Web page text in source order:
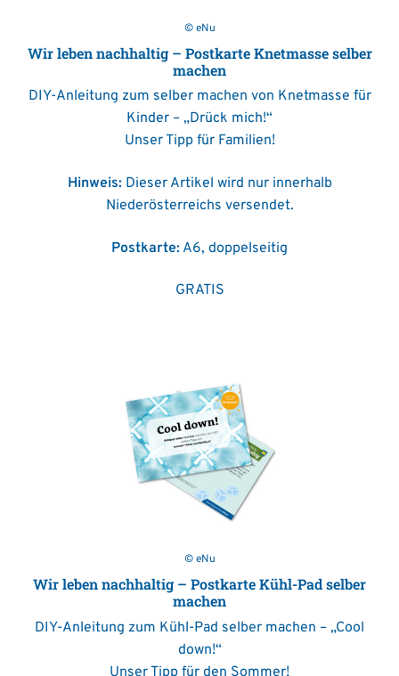
© eNu
Wir leben nachhaltig – Postkarte Knetmasse selber
machen
DIY-Anleitung zum selber machen von Knetmasse für
Kinder – „Drück mich!“
Unser Tipp für Familien!
Hinweis:Dieser Artikel wird nur innerhalb
Niederösterreichs versendet.
Postkarte: A6, doppelseitig
GRATIS
© eNu
Wir leben nachhaltig – Postkarte Kühl-Pad selber
machen
DIY-Anleitung zum Kühl-Pad selber machen – „Cool
down!“
Unser Tipp für den Sommer!